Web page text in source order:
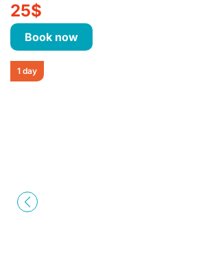
25$
Book now
1 day